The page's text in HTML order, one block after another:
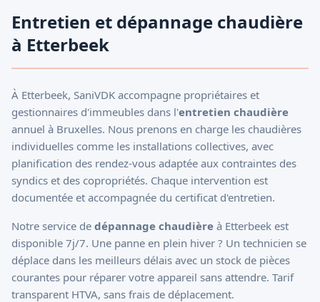
Entretien et dépannage chaudière
à Etterbeek
À Etterbeek, SaniVDK accompagne propriétaires et
gestionnaires d'immeubles dans l'entretien chaudière
annuel à Bruxelles. Nous prenons en charge les chaudières
individuelles comme les installations collectives, avec
planification des rendez-vous adaptée aux contraintes des
syndics et des copropriétés. Chaque intervention est
documentée et accompagnée du certificat d'entretien.
Notre service de dépannage chaudière à Etterbeek est
disponible 7j/7. Une panne en plein hiver ? Un technicien se
déplace dans les meilleurs délais avec un stock de pièces
courantes pour réparer votre appareil sans attendre. Tarif
transparent HTVA, sans frais de déplacement.